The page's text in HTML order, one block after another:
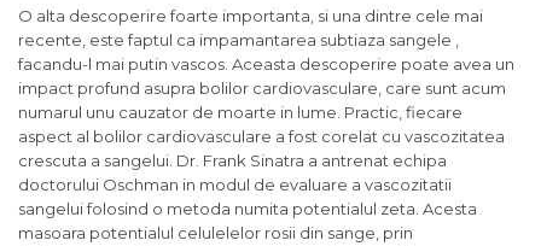
O alta descoperire foarte importanta, si una dintre cele mai
recente, este faptul ca impamantarea subtiaza sangele ,
facandu-l mai putin vascos. Aceasta descoperire poate avea un
impact profund asupra bolilor cardiovasculare, care sunt acum
numarul unu cauzator de moarte in lume. Practic, fiecare
aspect al bolilor cardiovasculare a fost corelat cu vascozitatea
crescuta a sangelui. Dr. Frank Sinatra a antrenat echipa
doctorului Oschman in modul de evaluare a vascozitatii
sangelui folosind o metoda numita potentialul zeta. Acesta
masoara potentialul celulelelor rosii din sange, prin